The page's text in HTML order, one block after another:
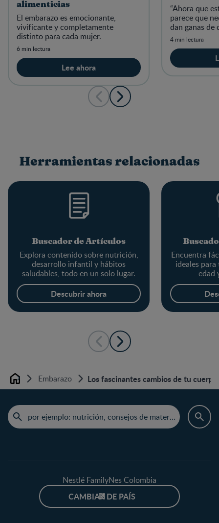
alimenticias
El embarazo es emocionante,
vivificante y completamente
distinto para cada mujer.
6 min lectura
Lee ahora
“Ahora que
parece que
dan ganas de
4 min lectura
Herramientas relacionadas
Buscador de Artículos
Explora contenido sobre nutrición,
desarrollo infantil y hábitos
saludables, todo en un solo lugar.
Descubrir ahora
Encuentra
ideales
edad
Home Embarazo Los fascinantes cambios de tu
Nestlé FamilyNes Colombia
CAMBIAR DE PAÍS